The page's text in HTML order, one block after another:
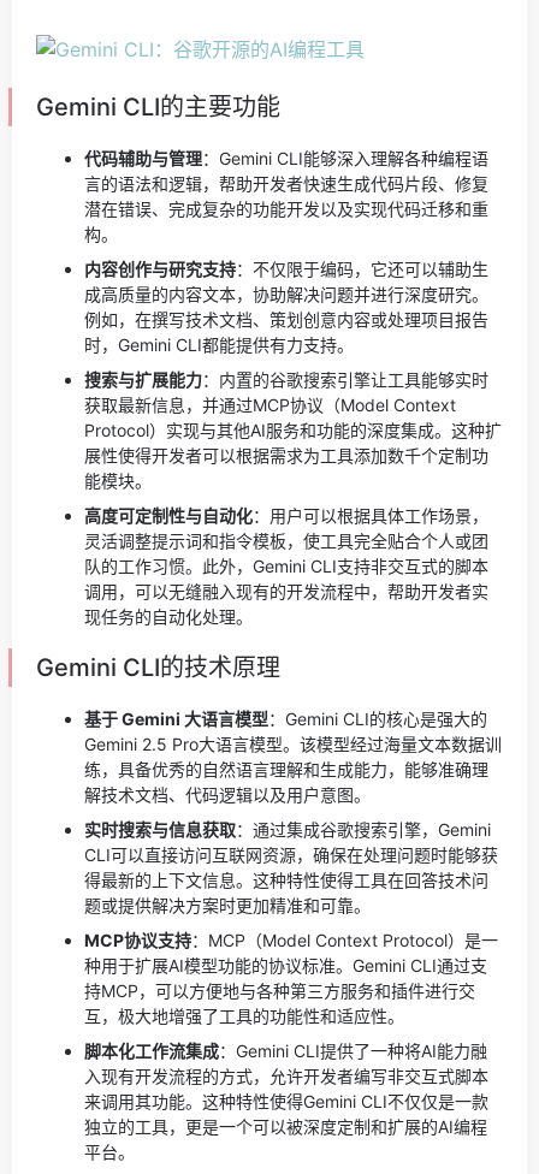
Gemini CLI的主要功能
代码辅助与管理：Gemini CLI能够深入理解各种编程语
言的语法和逻辑，帮助开发者快速生成代码片段、修复
潜在错误、完成复杂的功能开发以及实现代码迁移和重
构。
内容创作与研究支持：不仅限于编码，它还可以辅助生
成高质量的内容文本，协助解决问题并进行深度研究。
例如，在撰写技术文档、策划创意内容或处理项目报告
时，Gemini CLI都能提供有力支持。
搜索与扩展能力：内置的谷歌搜索引擎让工具能够实时
获取最新信息，并通过MCP协议（Model Context
Protocol）实现与其他AI服务和功能的深度集成。这种扩
展性使得开发者可以根据需求为工具添加数千个定制功
能模块。
高度可定制性与自动化：用户可以根据具体工作场景，
灵活调整提示词和指令模板，使工具完全贴合个人或团
队的工作习惯。此外，Gemini CLI支持非交互式的脚本
调用，可以无缝融入现有的开发流程中，帮助开发者实
现任务的自动化处理。
Gemini CLI的技术原理
基于 Gemini 大语言模型：Gemini CLI的核心是强大的
Gemini 2.5 Pro大语言模型。该模型经过海量文本数据训
练，具备优秀的自然语言理解和生成能力，能够准确理
解技术文档、代码逻辑以及用户意图。
实时搜索与信息获取：通过集成谷歌搜索引擎，Gemini
CLI可以直接访问互联网资源，确保在处理问题时能够获
得最新的上下文信息。这种特性使得工具在回答技术问
题或提供解决方案时更加精准和可靠。
MCP协议支持：MCP（Model Context Protocol）是一
种用于扩展AI模型功能的协议标准。Gemini CLI通过支
持MCP，可以方便地与各种第三方服务和插件进行交
互，极大地增强了工具的功能性和适应性。
脚本化工作流集成：Gemini CLI提供了一种将AI能力融
入现有开发流程的方式，允许开发者编写非交互式脚本
来调用其功能。这种特性使得Gemini CLI不仅仅是一款
独立的工具，更是一个可以被深度定制和扩展的AI编程
平台。